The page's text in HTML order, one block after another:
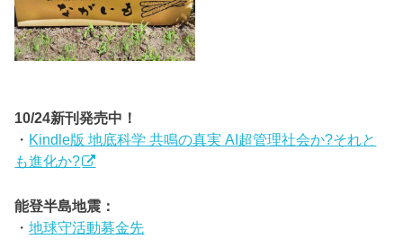
10/24新刊発売中！
・ Kindle版 地底科学 共鳴の真実 AI超管理社会か?それと
も進化か?
能登半島地震：
・地球守活動募金先